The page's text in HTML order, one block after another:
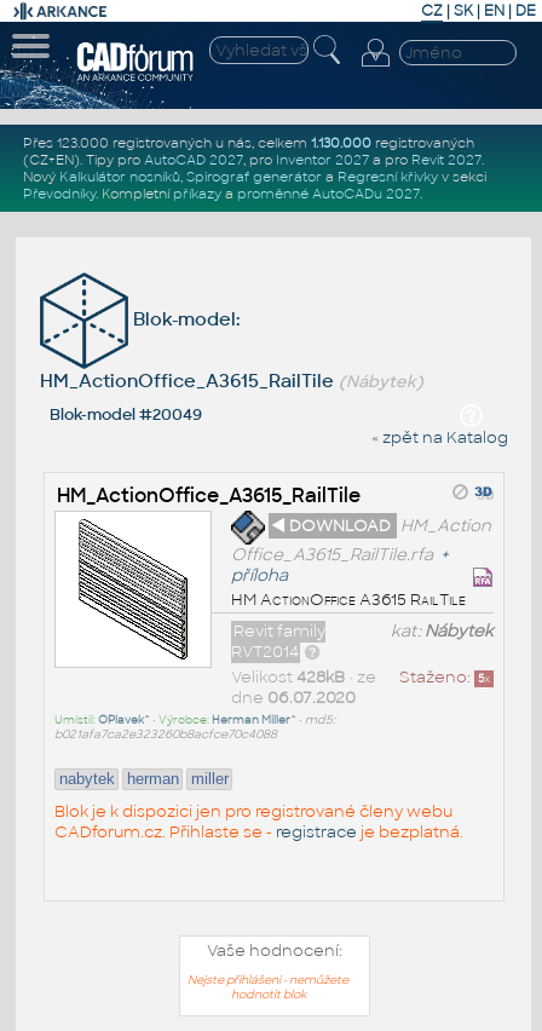
CZ | SK| EN | DE
Přes 123.000 registrovaných u nás, celkem 1.130.000registrovaných
(CZ+EN). Tipy pro AutoCAD 2027, pro Inventor 2027a pro Revit 2027.
Nový Kalkulátor nosníků, Spirograf generátor a Regresní křivkyv sekci
Převodníky. Kompletní příkazya proměnné AutoCADu 2027.
Blok-model:
HM_ActionOffice_A3615_RailTile (Nábytek)
Blok-model #20049
« zpět na Katalog
HM_ActionOffice_A3615_RailTile
◄ DOWNLOAD HM_Action
Office_A3615_RailTile.rfa +
příloha
HM ActionOffice A3615 RailTile
kat:Nábytek
Revit family
RVT2014
Staženo: 5x
Velikost 428kB• ze
dne 06.07.2020
Umístil:OPlavek^ • Výrobce: Herman Miller^ • md5:
b021afa7ca2e323260b8acfce70c4088
nabytek herman miller
Blok je k dispozici jen pro registrované členy webu
CADforum.cz. Přihlaste se - registrace je bezplatná.
Vaše hodnocení:
Nejste přihlášeni - nemůžete
hodnotit blok